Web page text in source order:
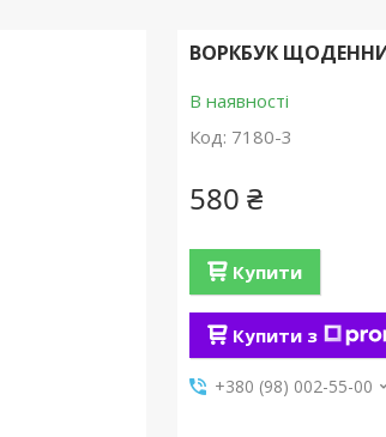
ВОРКБУК
В наявності
Код: 7180-3
580 ₴
Купити
Купити з
+380 (98) 002-55-00